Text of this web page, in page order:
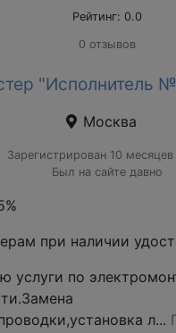
Рейтинг: 0.0
0 отзывов
"Исполнитель
Москва
Зарегистрирован 10 месяцев
Был на сайте давно
при наличии
услуги по
л...